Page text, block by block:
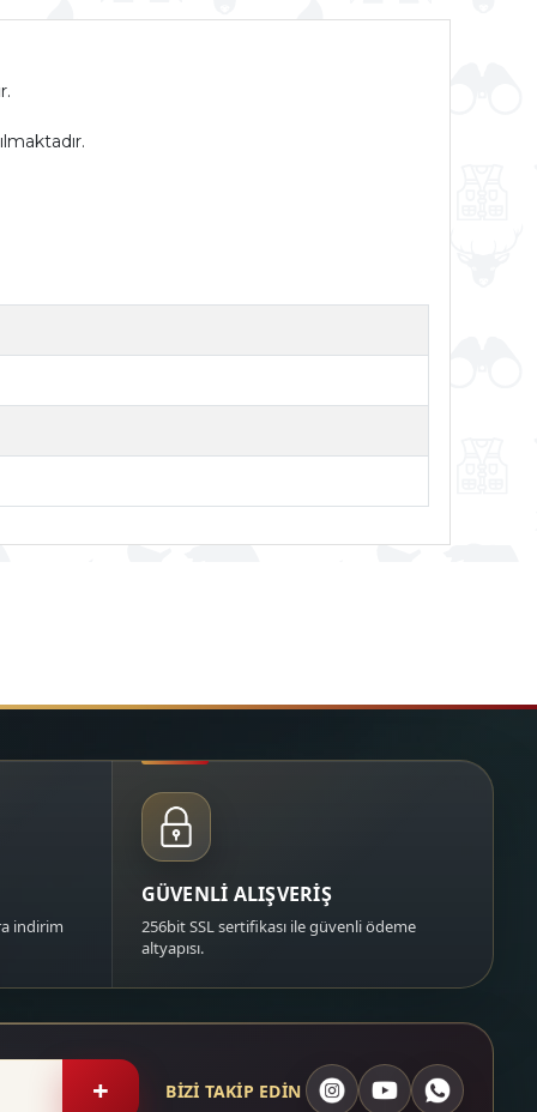
indirim
GÜVENLİ ALIŞVERİŞ
256bit SSL sertifikası ile güvenli ödeme
altyapısı.
+ BİZİ TAKİP EDİN